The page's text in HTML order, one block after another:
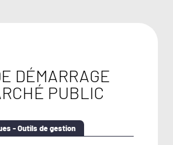
DÉMARRAGE
PUBLIC
- Outils de gestion